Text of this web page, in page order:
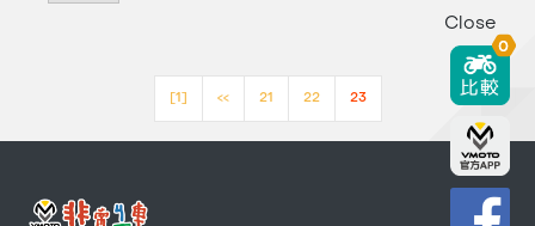
[1] << 21 22 23
Close
0